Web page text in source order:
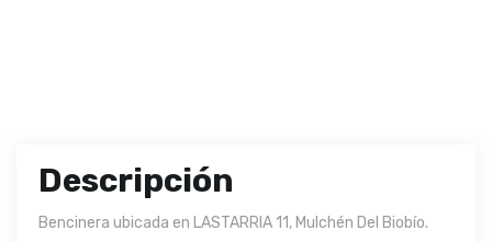
Descripción
Bencinera ubicada en LASTARRIA 11, Mulchén Del Biobío.